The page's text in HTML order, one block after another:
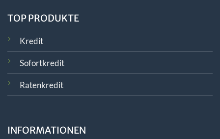
TOP PRODUKTE
Kredit
Sofortkredit
Ratenkredit
INFORMATIONEN